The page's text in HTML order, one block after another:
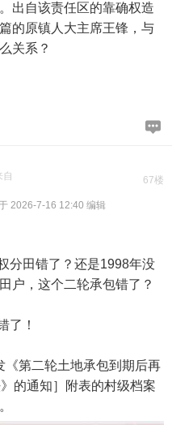
出自该责任区的靠确权造
的原镇人大主席王锋，与
关系？
67楼
2026-7-16 12:40 编辑
分田错了？还是1998年没
户，这个二轮承包错了？
了！
《第二轮土地承包到期后再
的通知］附表的村级档案